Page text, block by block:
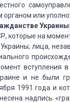
или
которые на
лица,
вступления
и не были
1991 года и
надпись